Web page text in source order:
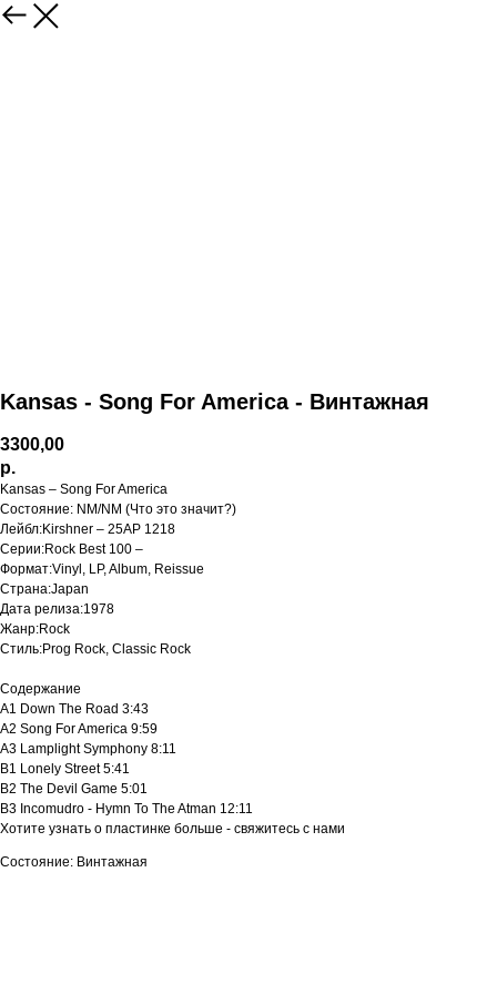
Kansas - ‎Song For America - Винтажная
3300,00
р.
Kansas ‎– Song For America
Состояние: NM/NM (Что это значит?)
Лейбл:Kirshner ‎– 25AP 1218
Серии:Rock Best 100 –
Формат:Vinyl, LP, Album, Reissue
Страна:Japan
Дата релиза:1978
Жанр:Rock
Стиль:Prog Rock, Classic Rock
Содержание
A1 Down The Road 3:43
A2 Song For America 9:59
A3 Lamplight Symphony 8:11
B1 Lonely Street 5:41
B2 The Devil Game 5:01
B3 Incomudro - Hymn To The Atman 12:11
Хотите узнать о пластинке больше - свяжитесь с нами
Состояние: Винтажная